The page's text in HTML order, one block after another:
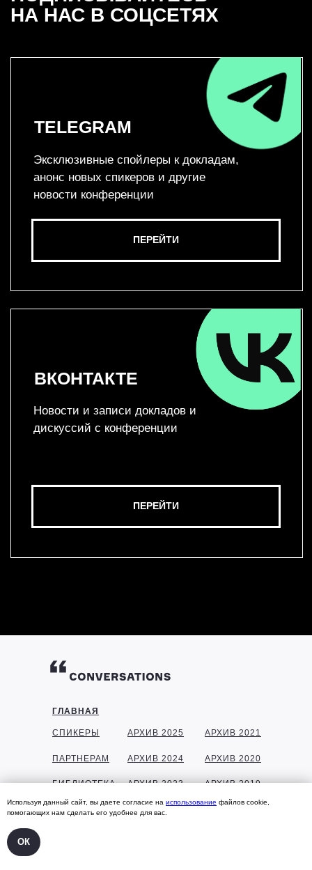
Используя данный сайт, вы даете согласие на использование файлов cookie,
помогающих нам сделать его удобнее для вас.
ОК
ГЛАВНАЯ
СПИКЕРЫ
ПАРТНЕРАМ
БИБЛИОТЕКА
ГАЛЕРЕЯ
АРХИВ 2025
АРХИВ 2024
АРХИВ 2023
АРХИВ 2022
АРХИВ 2021
АРХИВ 2020
АРХИВ 2019
АРХИВ 2018